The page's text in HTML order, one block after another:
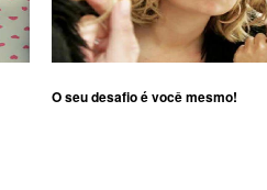
O seu desafio é você mesmo!